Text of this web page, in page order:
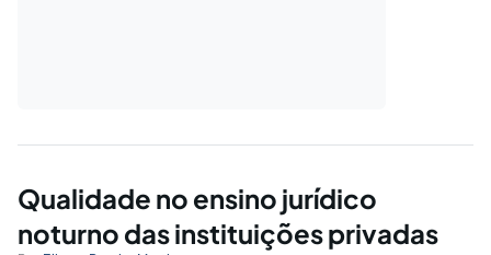
Qualidade no ensino jurídico
noturno das instituições privadas